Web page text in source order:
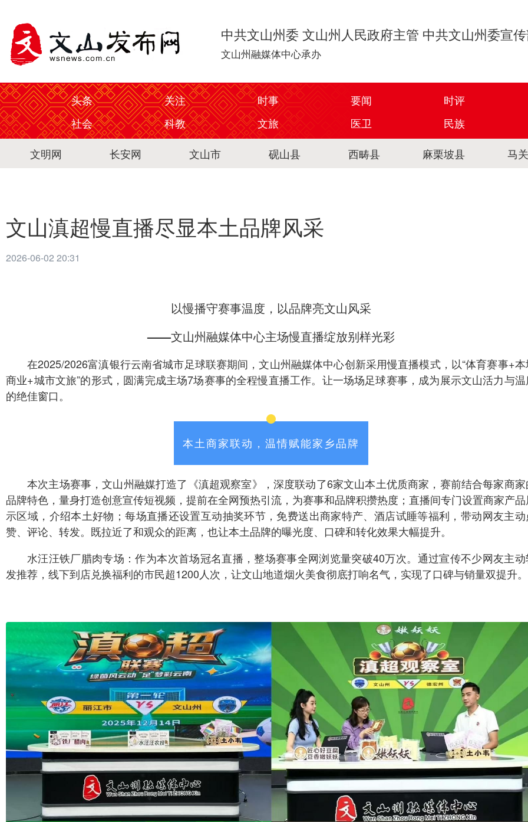
中共文山州委 文山州人民政府主管 中共文山州委宣
文山州融媒体中心承办
头条 关注 时事 要闻
时评
社会
科教 文旅 医卫
民族
文明网
长安网 文山市 砚山县 西畴县 麻栗坡县 马
文山滇超慢直播尽显本土品牌风采
2026-06-02 20:31
以慢播守赛事温度，以品牌亮文山风采
——文山州融媒体中心主场慢直播绽放别样光彩
在2025/2026富滇银行云南省城市足球联赛期间，文山州融媒体中心创新采用慢直播模式，以“体育赛事+
商业+城市文旅”的形式，圆满完成主场7场赛事的全程慢直播工作。让一场场足球赛事，成为展示文山活力与
的绝佳窗口。
本土商家联动，温情赋能家乡品牌
本次主场赛事，文山州融媒打造了《滇超观察室》，深度联动了6家文山本土优质商家，赛前结合每家商
品牌特色，量身打造创意宣传短视频，提前在全网预热引流，为赛事和品牌积攒热度；直播间专门设置商家产
示区域，介绍本土好物；每场直播还设置互动抽奖环节，免费送出商家特产、酒店试睡等福利，带动网友主
赞、评论、转发。既拉近了和观众的距离，也让本土品牌的曝光度、口碑和转化效果大幅提升。
水汪汪铁厂腊肉专场：作为本次首场冠名直播，整场赛事全网浏览量突破40万次。通过宣传不少网友主
发推荐，线下到店兑换福利的市民超1200人次，让文山地道烟火美食彻底打响名气，实现了口碑与销量双提升。